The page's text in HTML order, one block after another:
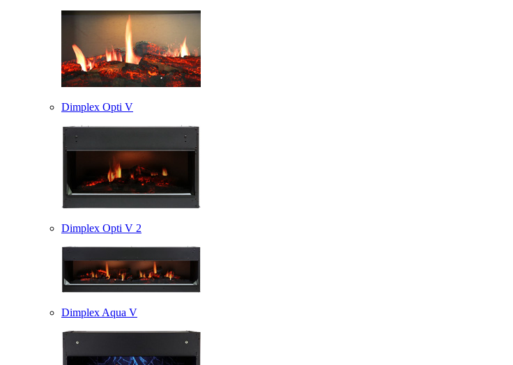
Dimplex Opti V
Dimplex Opti V 2
Dimplex Aqua V